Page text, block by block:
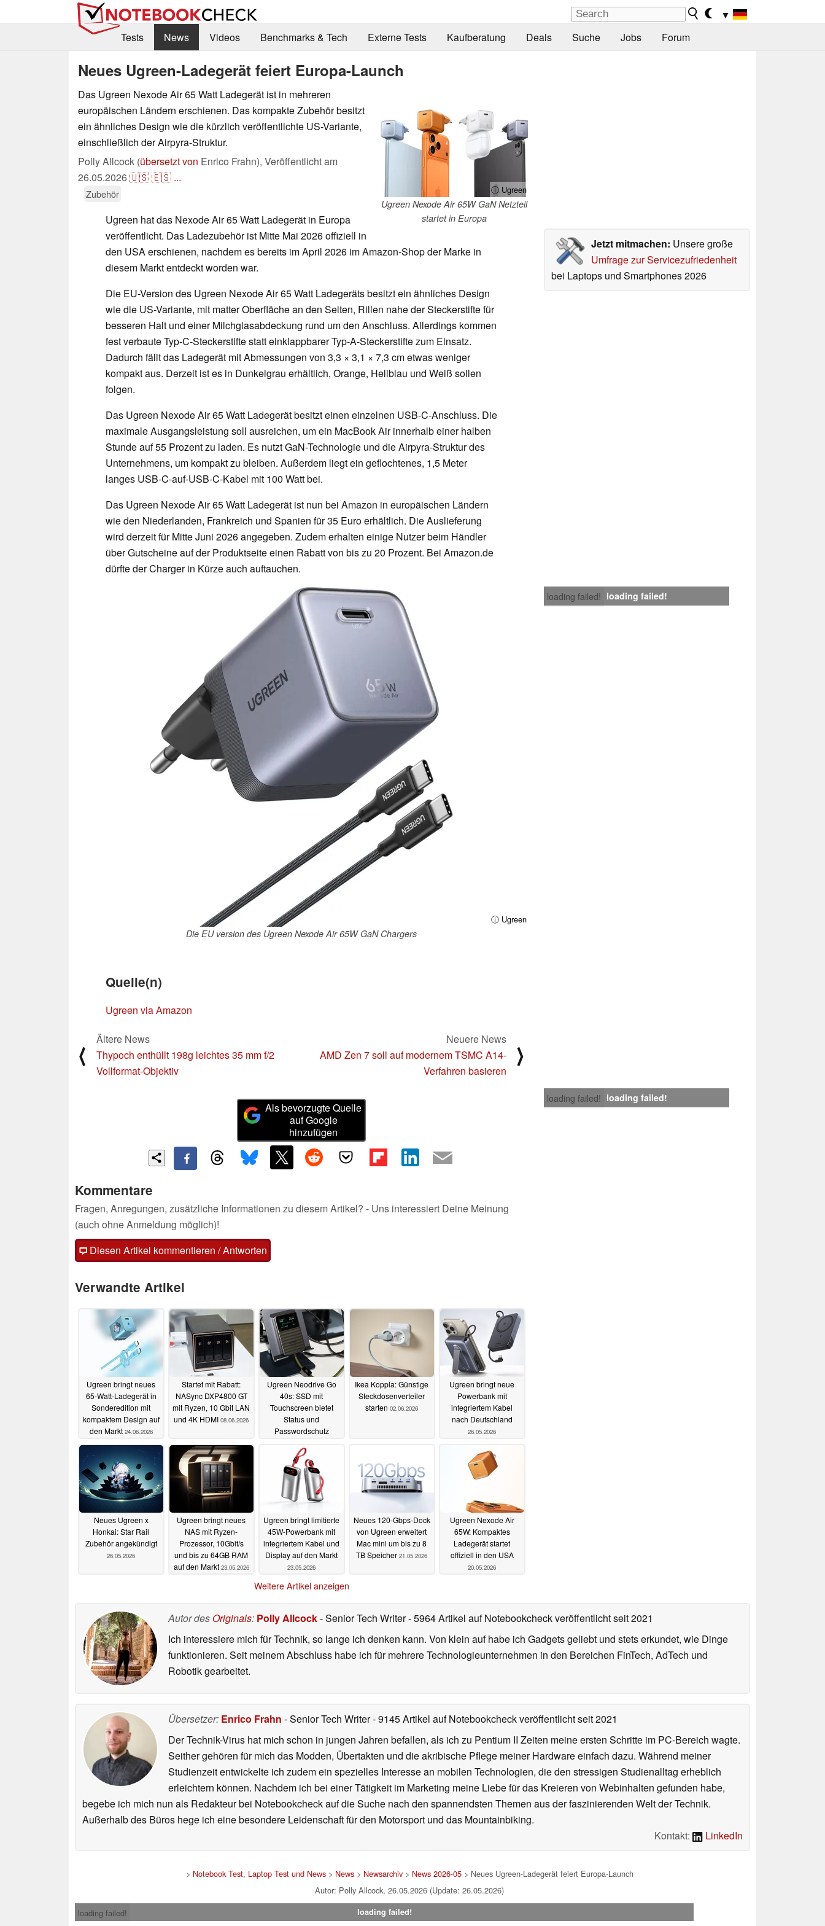
▼
Tests
News Videos Benchmarks & Tech Externe Tests Kaufberatung Deals Suche Jobs Forum
Neues Ugreen-Ladegerät feiert Europa-Launch
ⓘ Ugreen
Ugreen Nexode Air 65W GaN Netzteil
startet in Europa
Das Ugreen Nexode Air 65 Watt Ladegerät ist in mehreren
europäischen Ländern erschienen. Das kompakte Zubehör besitzt
ein ähnliches Design wie die kürzlich veröffentlichte US-Variante,
einschließlich der Airpyra-Struktur.
Polly Allcock (übersetzt von Enrico Frahn), Veröffentlicht am
26.05.2026🇺🇸🇪🇸 ...
Zubehör
Jetzt mitmachen: Unsere große
Umfrage zur Servicezufriedenheit
bei Laptops und Smartphones 2026
Ugreen hat das Nexode Air 65 Watt Ladegerät in Europa
veröffentlicht. Das Ladezubehör ist Mitte Mai 2026 offiziell in
den USA erschienen, nachdem es bereits im April 2026 im Amazon-Shop der Marke in
diesem Markt entdeckt worden war.
Die EU-Version des Ugreen Nexode Air 65 Watt Ladegeräts besitzt ein ähnliches Design
wie die US-Variante, mit matter Oberfläche an den Seiten, Rillen nahe der Steckerstifte für
besseren Halt und einer Milchglasabdeckung rund um den Anschluss. Allerdings kommen
fest verbaute Typ-C-Steckerstifte statt einklappbarer Typ-A-Steckerstifte zum Einsatz.
Dadurch fällt das Ladegerät mit Abmessungen von 3,3 × 3,1 × 7,3 cm etwas weniger
kompakt aus. Derzeit ist es in Dunkelgrau erhältlich, Orange, Hellblau und Weiß sollen
folgen.
Das Ugreen Nexode Air 65 Watt Ladegerät besitzt einen einzelnen USB-C-Anschluss. Die
maximale Ausgangsleistung soll ausreichen, um ein MacBook Air innerhalb einer halben
Stunde auf 55 Prozent zu laden. Es nutzt GaN-Technologie und die Airpyra-Struktur des
Unternehmens, um kompakt zu bleiben. Außerdem liegt ein geflochtenes, 1,5 Meter
langes USB-C-auf-USB-C-Kabel mit 100 Watt bei.
Das Ugreen Nexode Air 65 Watt Ladegerät ist nun bei Amazon in europäischen Ländern
wie den Niederlanden, Frankreich und Spanien für 35 Euro erhältlich. Die Auslieferung
wird derzeit für Mitte Juni 2026 angegeben. Zudem erhalten einige Nutzer beim Händler
über Gutscheine auf der Produktseite einen Rabatt von bis zu 20 Prozent. Bei Amazon.de
dürfte der Charger in Kürze auch auftauchen.
loading failed! loading failed!
ⓘ Ugreen
Die EU version des Ugreen Nexode Air 65W GaN Chargers
Quelle(n)
Ugreen via Amazon
⟨
Ältere News
Thypoch enthüllt 198g leichtes 35 mm f/2
Vollformat-Objektiv
Neuere News
AMD Zen 7 soll auf modernem TSMC A14-
Verfahren basieren
⟩
loading failed! loading failed!
Als bevorzugte Quelle
auf Google
hinzufügen
Kommentare
Fragen, Anregungen, zusätzliche Informationen zu diesem Artikel? - Uns interessiert Deine Meinung
(auch ohne Anmeldung möglich)!
Diesen Artikel kommentieren / Antworten
Verwandte Artikel
Ugreen bringt neues
65-Watt-Ladegerät in
Sonderedition mit
kompaktem Design auf
den Markt 24.06.2026
Startet mit Rabatt:
NASync DXP4800 GT
mit Ryzen, 10 Gbit LAN
und 4K HDMI 08.06.2026
Ugreen Neodrive Go
40s: SSD mit
Touchscreen bietet
Status und
Passwordschutz
Ikea Koppla: Günstige
Steckdosenverteiler
starten 02.06.2026
Ugreen bringt neue
Powerbank mit
integriertem Kabel
nach Deutschland
26.05.2026
Neues Ugreen x
Honkai: Star Rail
Zubehör angekündigt
26.05.2026
Ugreen bringt neues
NAS mit Ryzen-
Prozessor, 10Gbit/s
und bis zu 64GB RAM
auf den Markt 23.05.2026
Ugreen bringt limitierte
45W-Powerbank mit
integriertem Kabel und
Display auf den Markt
23.05.2026
Neues 120-Gbps-Dock
von Ugreen erweitert
Mac mini um bis zu 8
TB Speicher 21.05.2026
Ugreen Nexode Air
65W: Kompaktes
Ladegerät startet
offiziell in den USA
20.05.2026
Weitere Artikel anzeigen
Autor des Originals: Polly Allcock- Senior Tech Writer- 5964 Artikel auf Notebookcheck veröffentlichtseit 2021
Ich interessiere mich für Technik, so lange ich denken kann. Von klein auf habe ich Gadgets geliebt und stets erkundet, wie Dinge
funktionieren. Seit meinem Abschluss habe ich für mehrere Technologieunternehmen in den Bereichen FinTech, AdTech und
Robotik gearbeitet.
Übersetzer: Enrico Frahn - Senior Tech Writer- 9145 Artikel auf Notebookcheck veröffentlichtseit 2021
Der Technik-Virus hat mich schon in jungen Jahren befallen, als ich zu Pentium II Zeiten meine ersten Schritte im PC-Bereich wagte.
Seither gehören für mich das Modden, Übertakten und die akribische Pflege meiner Hardware einfach dazu. Während meiner
Studienzeit entwickelte ich zudem ein spezielles Interesse an mobilen Technologien, die den stressigen Studienalltag erheblich
erleichtern können. Nachdem ich bei einer Tätigkeit im Marketing meine Liebe für das Kreieren von Webinhalten gefunden habe,
begebe ich mich nun als Redakteur bei Notebookcheck auf die Suche nach den spannendsten Themen aus der faszinierenden Welt der Technik.
Außerhalb des Büros hege ich eine besondere Leidenschaft für den Motorsport und das Mountainbiking.
Kontakt:
LinkedIn
> Notebook Test, Laptop Test und News> News> Newsarchiv> News 2026-05> Neues Ugreen-Ladegerät feiert Europa-Launch
Autor: Polly Allcock, 26.05.2026 (Update: 26.05.2026)
loading failed!
loading failed!